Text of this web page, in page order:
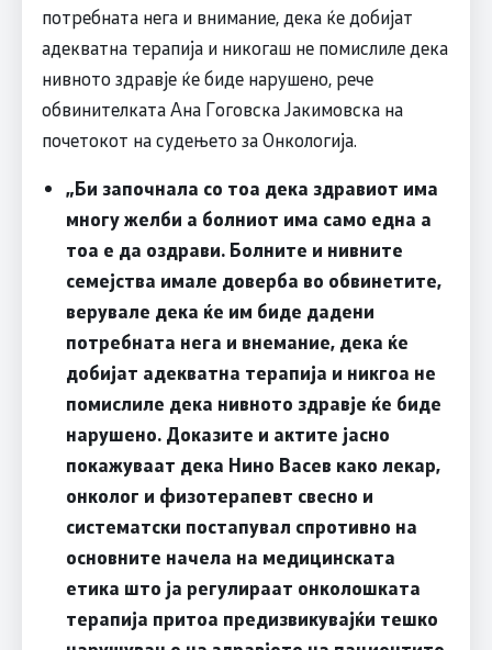
потребната нега и внимание, дека ќе добијат
адекватна терапија и никогаш не помислиле дека
нивното здравје ќе биде нарушено, рече
обвинителката Ана Гоговска Јакимовска на
почетокот на судењето за Онкологија.
„Би започнала со тоа дека здравиот има
многу желби а болниот има само една а
тоа е да оздрави. Болните и нивните
семејства имале доверба во обвинетите,
верувале дека ќе им биде дадени
потребната нега и внемание, дека ќе
добијат адекватна терапија и никгоа не
помислиле дека нивното здравје ќе биде
нарушено. Доказите и актите јасно
покажуваат дека Нино Васев како лекар,
онколог и физотерапевт свесно и
систематски постапувал спротивно на
основните начела на медицинската
етика што ја регулираат онколошката
терапија притоа предизвикувајќи тешко